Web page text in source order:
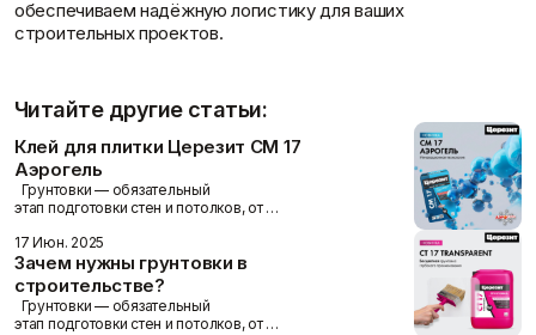
обеспечиваем надёжную логистику для ваших
строительных проектов.
Читайте другие статьи:
Клей для плитки Церезит СМ 17
Аэрогель
Грунтовки — обязательный
этап подготовки стен и потолков, от …
17 Июн. 2025
Зачем нужны грунтовки в
строительстве?
Грунтовки — обязательный
этап подготовки стен и потолков, от …